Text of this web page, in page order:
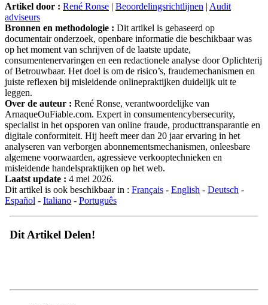
adviseurs
Bronnen en methodologie :
documentair onderzoek, openbare informatie die beschikbaar was
op het moment van schrijven of de laatste update,
consumentenervaringen en een redactionele analyse door Oplichterij
of Betrouwbaar. Het doel is om de risico’s, fraudemechanismen en
juiste reflexen bij misleidende onlinepraktijken duidelijk uit te
leggen.
Over de auteur :
ArnaqueOuFiable.com. Expert in consumentencybersecurity,
specialist in het opsporen van online fraude, producttransparantie en
digitale conformiteit. Hij heeft meer dan 20 jaar ervaring in het
analyseren van verborgen abonnementsmechanismen, onleesbare
algemene voorwaarden, agressieve verkooptechnieken en
misleidende handelspraktijken op het web.
Laatst update :4 mei 2026.
Dit artikel is ook beschikbaar in :
Español- Italiano-Português